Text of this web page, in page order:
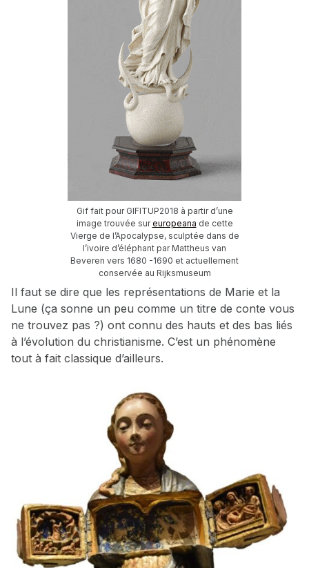
Gif fait pour GIFITUP2018 à partir d’une
image trouvée sureuropeana de cette
Vierge de l’Apocalypse, sculptée dans de
l’ivoire d’éléphant par Mattheus van
Beveren vers 1680 -1690 et actuellement
conservée au Rijksmuseum
Il faut se dire que les représentations de Marie et la
Lune (ça sonne un peu comme un titre de conte vous
ne trouvez pas ?) ont connu des hauts et des bas liés
à l’évolution du christianisme. C’est un phénomène
tout à fait classique d’ailleurs.